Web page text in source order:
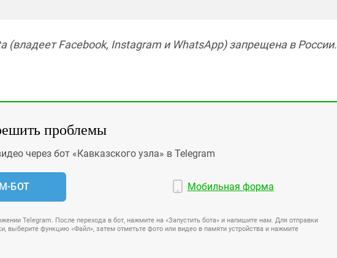
(владеет Facebook, Instagram и WhatsApp) запрещена в России.
проблемы
через бот «Кавказского узла» в Telegram
БОТ Мобильная форма
Telegram. После перехода в бот, нажмите на «Запустить бота» и напишите нам. Для отправки
выберите функцию «Файл», затем отметьте фото или видео в памяти устройства и нажмите